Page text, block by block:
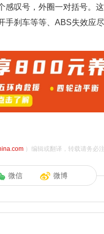
叹号，外圈一对括号。
手刹车等等、ABS失效应
）编辑或翻译，转载请务必注
微信 微博